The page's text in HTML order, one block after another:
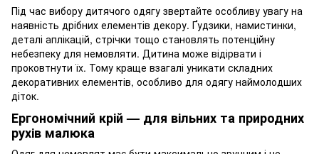
Під час вибору дитячого одягу звертайте особливу увагу на
наявність дрібних елементів декору. Ґудзики, намистинки,
деталі аплікацій, стрічки тощо становлять потенційну
небезпеку для немовляти. Дитина може відірвати і
проковтнути їх. Тому краще взагалі уникати складних
декоративних елементів, особливо для одягу наймолодших
діток.
Ергономічний крій — для вільних та природних
рухів малюка